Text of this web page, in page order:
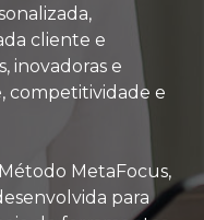
cliente e
inovadoras e
competitividade e
MetaFocus,
para